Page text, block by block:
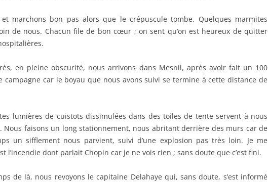
et marchons bon pas alors que le crépuscule tombe. Quelques marmites
de nous. Chacun file de bon cœur ; on sent qu’on est heureux de quitter
en pleine obscurité, nous arrivons dans Mesnil, après avoir fait un 100
campagne car le boyau que nous avons suivi se termine à cette distance de
lumières de cuistots dissimulées dans des toiles de tente servent à nous
Nous faisons un long stationnement, nous abritant derrière des murs car de
un sifflement nous parvient, suivi d’une explosion pas très loin. Je me
l’incendie dont parlait Chopin car je ne vois rien ; sans doute que c’est fini.
de là, nous revoyons le capitaine Delahaye qui, sans doute, s’est informé